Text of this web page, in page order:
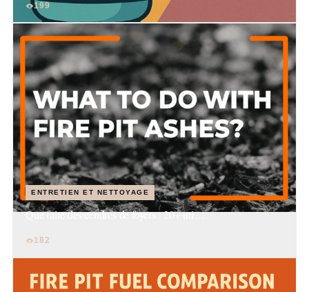
199
ENTRETIEN ET NETTOYAGE
Que faire des cendres de foyers : 20+ uti…
182